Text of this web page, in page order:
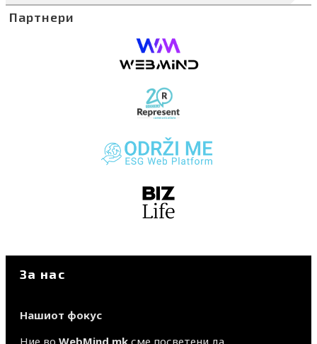
Партнери
За нас
Нашиот фокус